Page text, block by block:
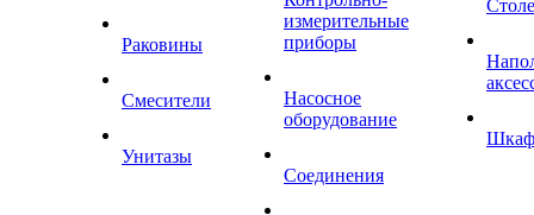
Раковины
Смесители
Унитазы
измерительные
приборы
Насосное
оборудование
Соединения